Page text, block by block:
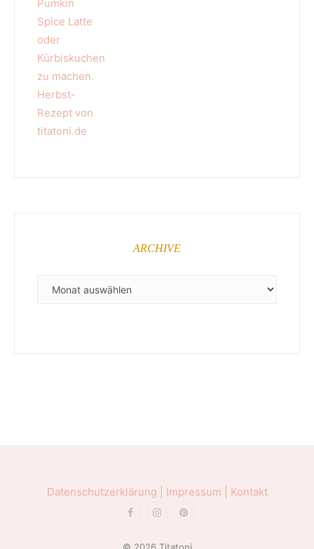
ARCHIVE
ARCHIVE
Datenschutzerklärung | Impressum | Kontakt
© 2026 Titatoni